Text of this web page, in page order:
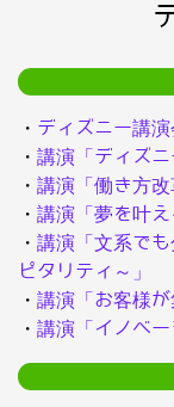
・ ディズニー講演
・ 講演「ディズ
・ 講演「働き方改
・ 講演「夢を叶え
・ 講演「文系で
ピタリティ～」
・ 講演「お客様が
・ 講演「イノベー